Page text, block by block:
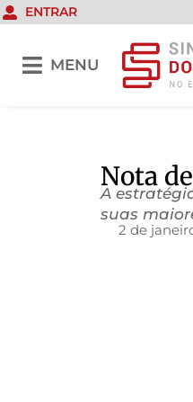
ENTRAR
MENU
Nota
A
suas
2 de